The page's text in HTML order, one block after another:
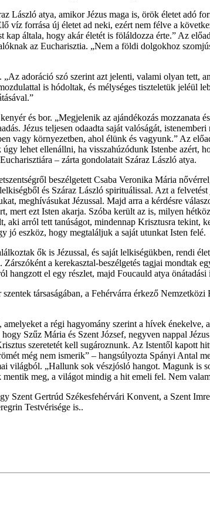
atya, amikor Jézus maga is, örök életet adó
víz forrása új életet ad neki, ezért nem félve a
általa, hogy akár életét is föláldozza érte.” Az
az Eucharisztia. „Nem a földi dolgokhoz
adoráció szó szerint azt jelenti, valami olyan tett,
is hódoltak, és mélységes tiszteletük jeléül
és bor. „Megjelenik az ajándékozás mozzanata
Jézus teljesen odaadta saját valóságát,
vagy környezetben, ahol élünk és vagyunk.” Az
lehet ellenállni, ha visszahúzódunk Istenbe azért,
– zárta gondolatait Száraz László atya.
beszélgetett Csaba Veronika Mária
és Száraz László spirituálissal. Azt a
meghívásukat Jézussal. Majd arra a kérdésre
ezt Isten akarja. Szóba került az is, milyen
arról tett tanúságot, mindennap Krisztusra tekint,
jó eszköz, hogy megtaláljuk a saját utunkat Isten felé.
ők is Jézussal, és saját lelkiségükben, rendi
a kerekasztal-beszélgetés tagjai mondtak
hangzott el egy részlet, majd Foucauld atya
társaságában, a Fehérvárra érkező
a régi hagyomány szerint a hívek
Szűz Mária és Szent József, negyven nappal
szeretetét kell sugároznunk. Az Istentől kapott
még nem ismerik” – hangsúlyozta Spányi Antal
világból. „Hallunk sok vészjósló hangot. Magunk is
meg, a világot mindig a hit emeli fel. Nem
Szent Gertrúd Székesfehérvári Konvent, a Szent
Testvérisége is..